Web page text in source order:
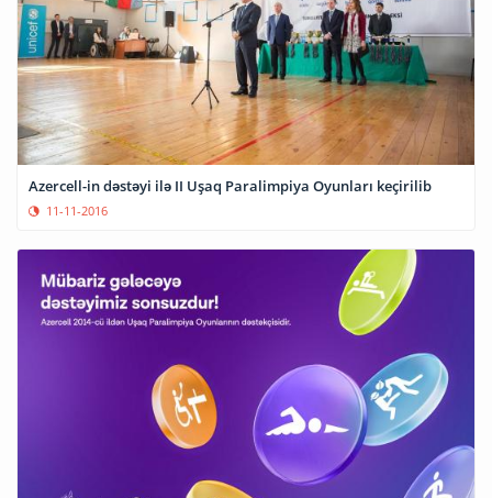
Azercell-in dəstəyi ilə II Uşaq Paralimpiya Oyunları keçirilib
11-11-2016